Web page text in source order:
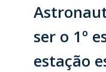
ser o 1º
estação